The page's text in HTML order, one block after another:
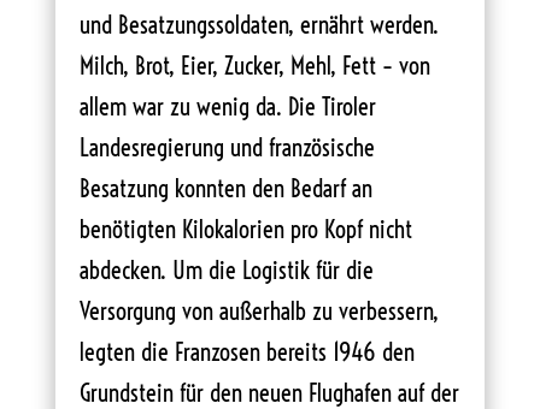
und Besatzungssoldaten, ernährt werden.
Milch, Brot, Eier, Zucker, Mehl, Fett – von
allem war zu wenig da. Die Tiroler
Landesregierung und französische
Besatzung konnten den Bedarf an
benötigten Kilokalorien pro Kopf nicht
abdecken. Um die Logistik für die
Versorgung von außerhalb zu verbessern,
legten die Franzosen bereits 1946 den
Grundstein für den neuen Flughafen auf der